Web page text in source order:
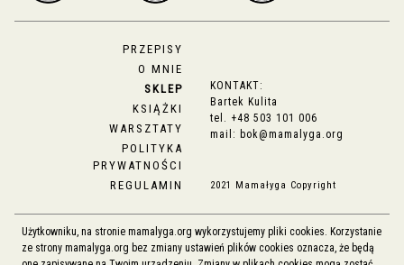
PRZEPISY
O MNIE
SKLEP
KSIĄŻKI
WARSZTATY
POLITYKA
PRYWATNOŚCI
REGULAMIN
KONTAKT:
Bartek Kulita
tel. +48 503 101 006
mail: bok@mamalyga.org
2021 Mamałyga Copyright
Użytkowniku, na stronie mamalyga.org wykorzystujemy pliki cookies. Korzystanie
ze strony mamalyga.org bez zmiany ustawień plików cookies oznacza, że będą